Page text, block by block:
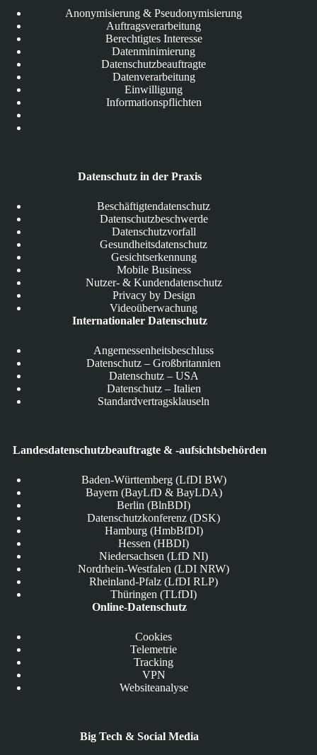
Anonymisierung & Pseudonymisierung
Auftragsverarbeitung
Berechtigtes Interesse
Datenminimierung
Datenschutzbeauftragte
Datenverarbeitung
Einwilligung
Informationspflichten
Datenschutz in der Praxis
Beschäftigtendatenschutz
Datenschutzbeschwerde
Datenschutzvorfall
Gesundheitsdatenschutz
Gesichtserkennung
Mobile Business
Nutzer- & Kundendatenschutz
Privacy by Design
Videoüberwachung
Internationaler Datenschutz
Angemessenheitsbeschluss
Datenschutz – Großbritannien
Datenschutz – USA
Datenschutz – Italien
Standardvertragsklauseln
Landesdatenschutzbeauftragte & -aufsichtsbehörden
Baden-Württemberg (LfDI BW)
Bayern (BayLfD & BayLDA)
Berlin (BlnBDI)
Datenschutzkonferenz (DSK)
Hamburg (HmbBfDI)
Hessen (HBDI)
Niedersachsen (LfD NI)
Nordrhein-Westfalen (LDI NRW)
Rheinland-Pfalz (LfDI RLP)
Thüringen (TLfDI)
Online-Datenschutz
Cookies
Telemetrie
Tracking
VPN
Websiteanalyse
Big Tech & Social Media